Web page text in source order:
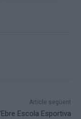
Article següent
Escola Esportiva